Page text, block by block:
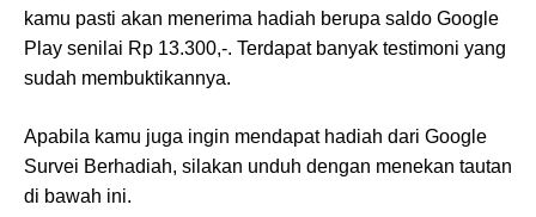
kamu pasti akan menerima hadiah berupa saldo Google
Play senilai Rp 13.300,-. Terdapat banyak testimoni yang
sudah membuktikannya.
Apabila kamu juga ingin mendapat hadiah dari Google
Survei Berhadiah, silakan unduh dengan menekan tautan
di bawah ini.